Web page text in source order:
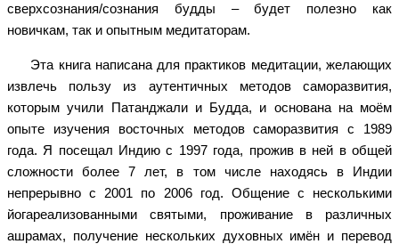
сверхсознания/сознания будды – будет полезно как
новичкам, так и опытным медитаторам.
Эта книга написана для практиков медитации, желающих
извлечь пользу из аутентичных методов саморазвития,
которым учили Патанджали и Будда, и основана на моём
опыте изучения восточных методов саморазвития с 1989
года. Я посещал Индию с 1997 года, прожив в ней в общей
сложности более 7 лет, в том числе находясь в Индии
непрерывно с 2001 по 2006 год. Общение с несколькими
йогареализованными святыми, проживание в различных
ашрамах, получение нескольких духовных имён и перевод